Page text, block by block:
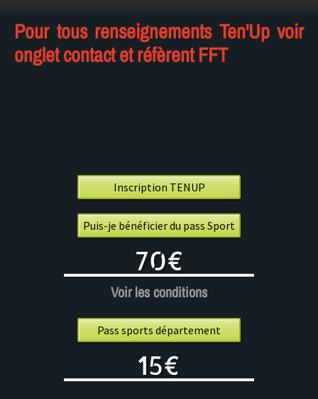
Pour tous renseignements Ten'Up voir
onglet contact et réfèrent FFT
Inscription TENUP
Puis-je bénéficier du pass Sport
70€
Voir les conditions
Pass sports département
15€